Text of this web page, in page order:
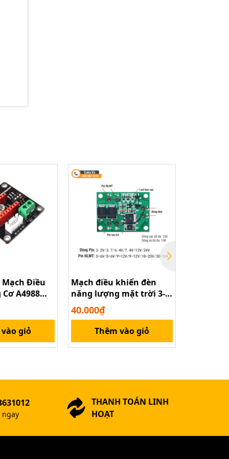
Mạch Điều
A4988
giỏ
Mạch điều khiển đèn
năng lượng mặt trời 3-
24V tự động bật đèn khi
trời tối, tắt đèn khi sáng
và sạc
40.000₫
Thêm vào giỏ
THANH TOÁN LINH
HOẠT